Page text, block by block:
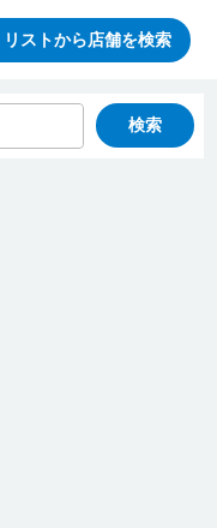
リストから店舗を検索
検索